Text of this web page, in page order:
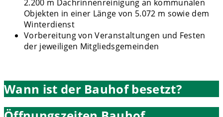
2.200 m Dachrinnenreinigung an kommunalen
Objekten in einer Länge von 5.072 m sowie dem
Winterdienst
Vorbereitung von Veranstaltungen und Festen
der jeweiligen Mitgliedsgemeinden
Wann ist der Bauhof besetzt?